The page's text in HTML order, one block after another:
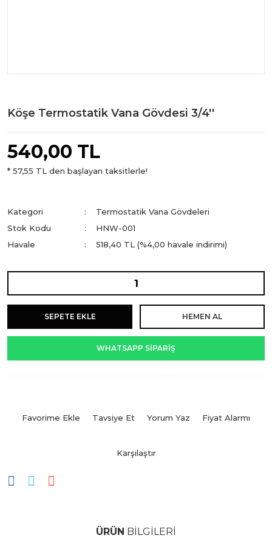
Köşe Termostatik Vana Gövdesi 3/4''
540,00 TL
* 57,55 TL den başlayan taksitlerle!
Kategori
Termostatik Vana Gövdeleri
Stok Kodu
HNW-001
Havale
518,40 TL (%4,00 havale indirimi)
SEPETE EKLE HEMEN AL
WHATSAPP SİPARİŞ
Tavsiye Et Yorum Yaz Fiyat Alarmı
Karşılaştır
ÜRÜN BİLGİLERİ